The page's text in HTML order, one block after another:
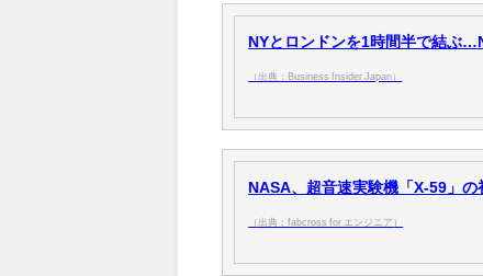
NYとロンドンを1時間半で結ぶ
（出典：Business Insider Japan）
NASA、超音速実験機「X-59」
（出典：fabcross for エンジニア）